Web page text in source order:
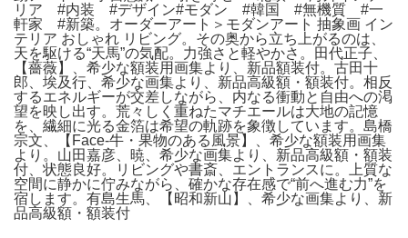
リア #内装 #デザイン#モダン #韓国 #無機質 #一
軒家 #新築。オーダーアート＞モダンアート 抽象画 イン
テリア おしゃれ リビング。その奥から立ち上がるのは、
天を駆ける“天馬”の気配。力強さと軽やかさ。田代正子、
【薔薇】、希少な額装用画集より、新品額装付。古田十
郎、埃及行、希少な画集より、新品高級額・額装付。相反
するエネルギーが交差しながら、内なる衝動と自由への渇
望を映し出す。荒々しく重ねたマチエールは大地の記憶
を、繊細に光る金箔は希望の軌跡を象徴しています。島橋
宗文、【Face-牛・果物のある風景】、希少な額装用画集
より。山田嘉彦、暁、希少な画集より、新品高級額・額装
付、状態良好。リビングや書斎、エントランスに。上質な
空間に静かに佇みながら、確かな存在感で“前へ進む力”を
宿します。有島生馬、【昭和新山】、希少な画集より、新
品高級額・額装付